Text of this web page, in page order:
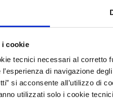
i cookie
tecnici necessari al corretto
l’esperienza di navigazione
si acconsente all’utilizzo di
utilizzati solo i cookie
Offerta di tecnologia